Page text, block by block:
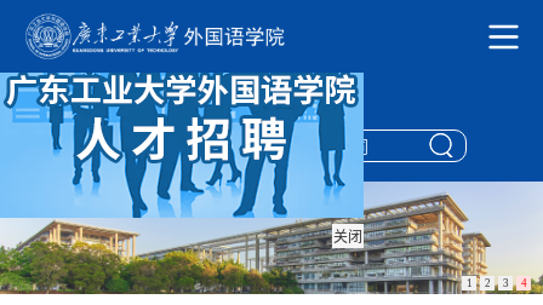
关闭
欢迎访问-广东工业大学外国语学院
English
1 2 3 4